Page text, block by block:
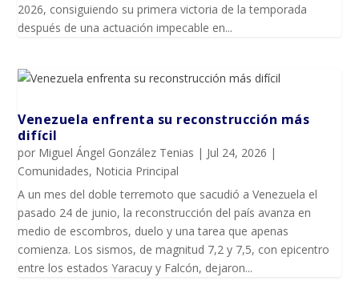
2026, consiguiendo su primera victoria de la temporada
después de una actuación impecable en...
Venezuela enfrenta su reconstrucción más
difícil
por Miguel Ángel González Tenias | Jul 24, 2026 |
Comunidades, Noticia Principal
A un mes del doble terremoto que sacudió a Venezuela el
pasado 24 de junio, la reconstrucción del país avanza en
medio de escombros, duelo y una tarea que apenas
comienza. Los sismos, de magnitud 7,2 y 7,5, con epicentro
entre los estados Yaracuy y Falcón, dejaron...